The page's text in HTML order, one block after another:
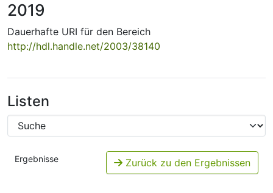
Statistiken
FAQ
2019
Dauerhafte URI für den Bereich
http://hdl.handle.net/2003/38140
Listen
Ergebnisse Zurück zu den Ergebnissen